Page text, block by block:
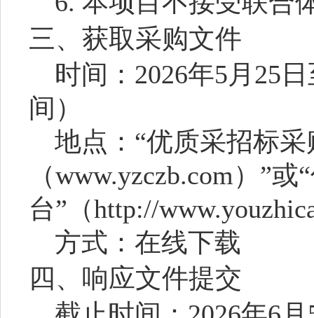
三、获取采购文件
时间： 2026年5月 25
间）
地点： “优质采招标
（www.yzczb.com）”
台”（http://
方式：在线下载
四、 响应文件提交